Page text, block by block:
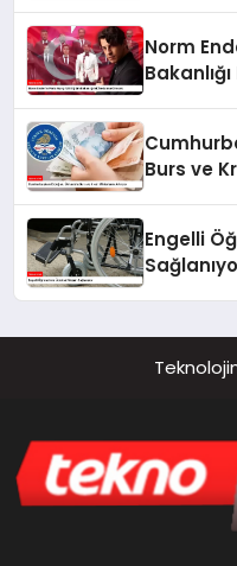
Norm
Burs ve
Engelli